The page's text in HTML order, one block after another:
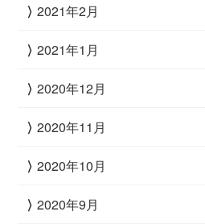
2021年2月
2021年1月
2020年12月
2020年11月
2020年10月
2020年9月